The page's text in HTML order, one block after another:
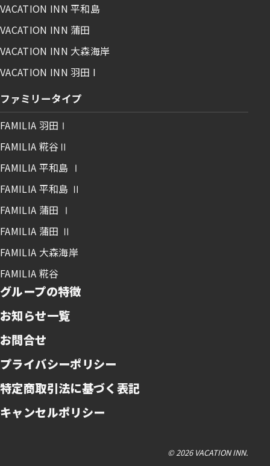
VACATION INN 平和島
VACATION INN 蒲田
VACATION INN 大森海岸
VACATION INN 羽田 I
ファミリータイプ
FAMILIA 羽田Ⅰ
FAMILIA 糀谷Ⅱ
FAMILIA 平和島 Ⅰ
FAMILIA 平和島 Ⅱ
FAMILIA 蒲田 Ⅰ
FAMILIA 蒲田 Ⅱ
FAMILIA 大森海岸
FAMILIA 糀谷
グループの特徴
お知らせ一覧
お問合せ
プライバシーポリシー
特定商取引法に基づく表記
キャンセルポリシー
© 2026 VACATION INN.